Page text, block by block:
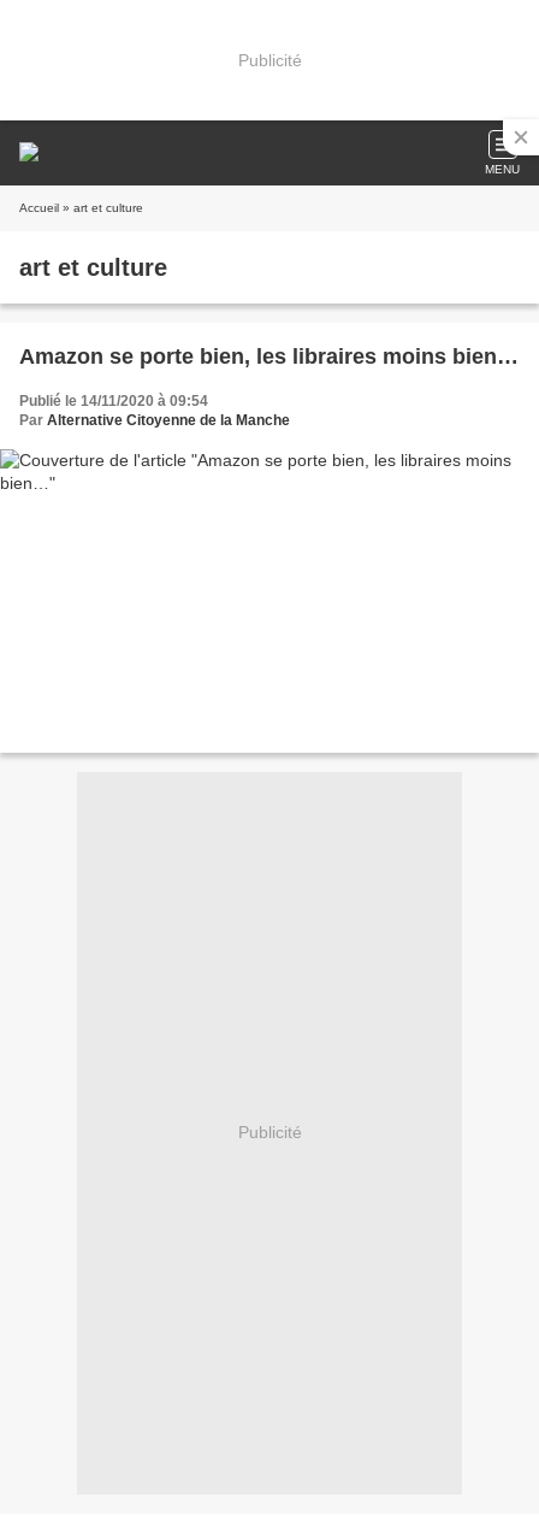
Publicité
MENU
Accueil » art et culture
art et culture
Amazon se porte bien, les libraires moins bien…
Publié le 14/11/2020 à 09:54
Par Alternative Citoyenne de la Manche
Publicité